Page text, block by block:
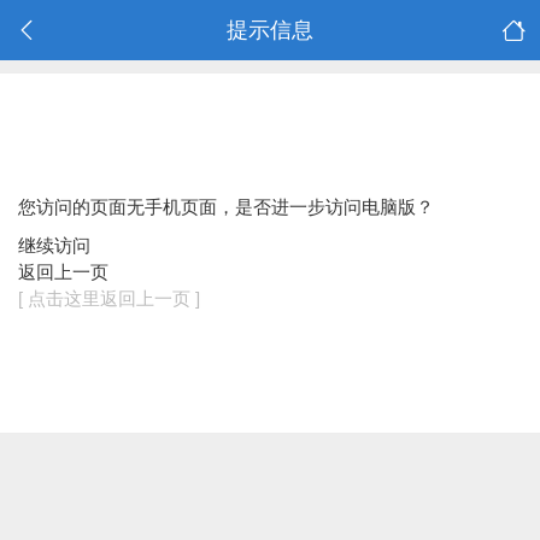
提示信息
您访问的页面无手机页面，是否进一步访问电脑版？
继续访问
返回上一页
[ 点击这里返回上一页 ]